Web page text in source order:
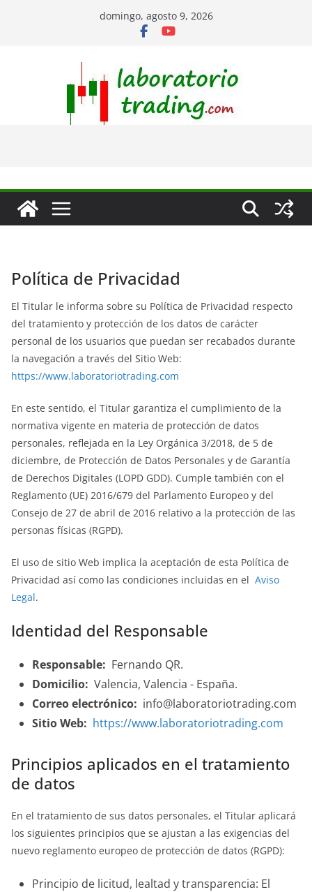
domingo, agosto 9, 2026
Política de Privacidad
El Titular le informa sobre su Política de Privacidad respecto
del tratamiento y protección de los datos de carácter
personal de los usuarios que puedan ser recabados durante
la navegación a través del Sitio Web:
https://www.laboratoriotrading.com
En este sentido, el Titular garantiza el cumplimiento de la
normativa vigente en materia de protección de datos
personales, reflejada en la Ley Orgánica 3/2018, de 5 de
diciembre, de Protección de Datos Personales y de Garantía
de Derechos Digitales (LOPD GDD). Cumple también con el
Reglamento (UE) 2016/679 del Parlamento Europeo y del
Consejo de 27 de abril de 2016 relativo a la protección de las
personas físicas (RGPD).
El uso de sitio Web implica la aceptación de esta Política de
Privacidad así como las condiciones incluidas en el Aviso
Legal.
Identidad del Responsable
Responsable: Fernando QR.
Domicilio: Valencia, Valencia - España.
Correo electrónico: info@laboratoriotrading.com
Sitio Web: https://www.laboratoriotrading.com
Principios aplicados en el tratamiento
de datos
En el tratamiento de sus datos personales, el Titular aplicará
los siguientes principios que se ajustan a las exigencias del
nuevo reglamento europeo de protección de datos (RGPD):
Principio de licitud, lealtad y transparencia: El